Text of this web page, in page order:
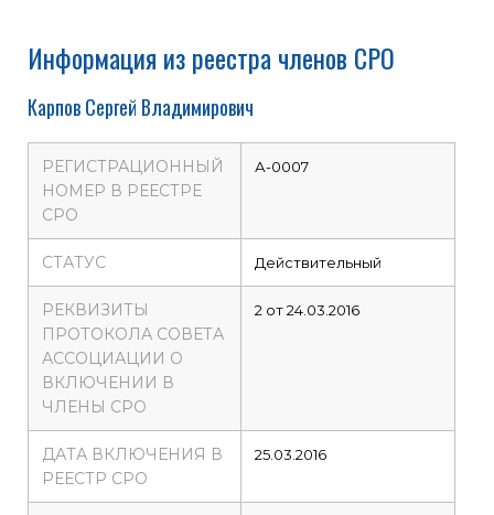
Информация из реестра членов СРО
Карпов Сергей Владимирович
РЕГИСТРАЦИОННЫЙ
НОМЕР В РЕЕСТРЕ
СРО
А-0007
СТАТУС Действительный
РЕКВИЗИТЫ
ПРОТОКОЛА СОВЕТА
АССОЦИАЦИИ О
ВКЛЮЧЕНИИ В
ЧЛЕНЫ СРО
2 от 24.03.2016
ДАТА ВКЛЮЧЕНИЯ В
РЕЕСТР СРО
25.03.2016